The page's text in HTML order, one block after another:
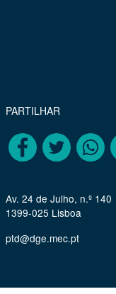
REGION
FOURTH
PARTILHAR
Av. 24 de Julho, n.º 140
1399-025 Lisboa
ptd@dge.mec.pt